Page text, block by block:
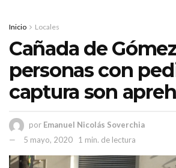
Inicio Locales
Cañada de
personas con
captura son
por Emanuel Nicolás Soverchia
5 mayo, 2020
1 min. de lectura